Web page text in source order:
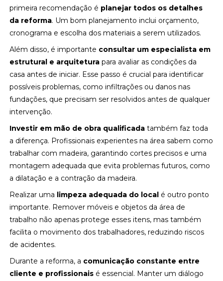
primeira recomendação é planejar todos os detalhes
da reforma. Um bom planejamento inclui orçamento,
cronograma e escolha dos materiais a serem utilizados.
Além disso, é importante consultar um especialista em
estrutural e arquitetura para avaliar as condições da
casa antes de iniciar. Esse passo é crucial para identificar
possíveis problemas, como infiltrações ou danos nas
fundações, que precisam ser resolvidos antes de qualquer
intervenção.
Investir em mão de obra qualificada também faz toda
a diferença. Profissionais experientes na área sabem como
trabalhar com madeira, garantindo cortes precisos e uma
montagem adequada que evita problemas futuros, como
a dilatação e a contração da madeira.
Realizar uma limpeza adequada do local é outro ponto
importante. Remover móveis e objetos da área de
trabalho não apenas protege esses itens, mas também
facilita o movimento dos trabalhadores, reduzindo riscos
de acidentes.
Durante a reforma, a comunicação constante entre
cliente e profissionais é essencial. Manter um diálogo